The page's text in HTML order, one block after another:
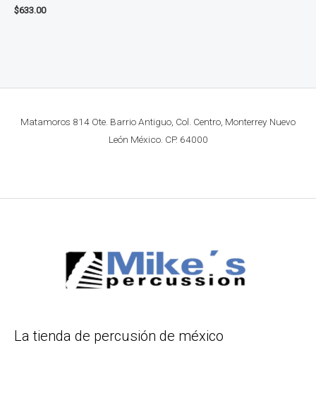
$633.00
Matamoros 814 Ote. Barrio Antiguo, Col. Centro, Monterrey Nuevo
León México. CP. 64000
La tienda de percusión de méxico